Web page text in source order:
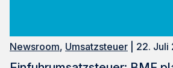
Newsroom, Umsatzsteuer | 22. Juli